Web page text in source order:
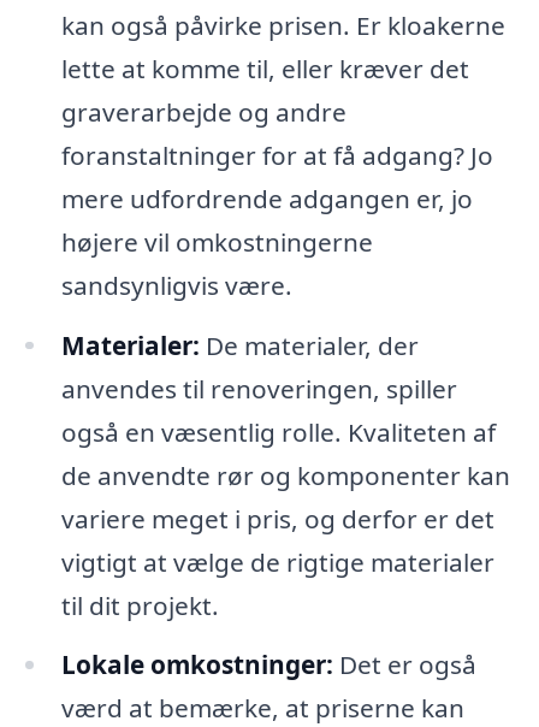
kan også påvirke prisen. Er kloakerne
lette at komme til, eller kræver det
graverarbejde og andre
foranstaltninger for at få adgang? Jo
mere udfordrende adgangen er, jo
højere vil omkostningerne
sandsynligvis være.
Materialer: De materialer, der
anvendes til renoveringen, spiller
også en væsentlig rolle. Kvaliteten af
de anvendte rør og komponenter kan
variere meget i pris, og derfor er det
vigtigt at vælge de rigtige materialer
til dit projekt.
Lokale omkostninger: Det er også
værd at bemærke, at priserne kan